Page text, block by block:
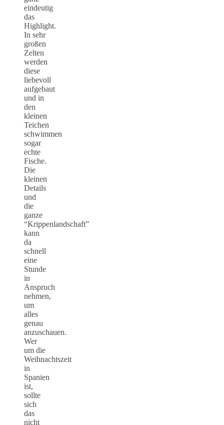
eindeutig
das
Highlight.
In sehr
großen
Zelten
werden
diese
liebevoll
aufgebaut
und in
den
kleinen
Teichen
schwimmen
sogar
echte
Fische.
Die
kleinen
Details
und
die
ganze
“Krippenlandschaft”
kann
da
schnell
eine
Stunde
in
Anspruch
nehmen,
um
alles
genau
anzuschauen.
Wer
um die
Weihnachtszeit
in
Spanien
ist,
sollte
sich
das
nicht